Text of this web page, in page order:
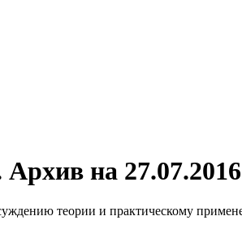
на 27.07.2016
теории и практическому